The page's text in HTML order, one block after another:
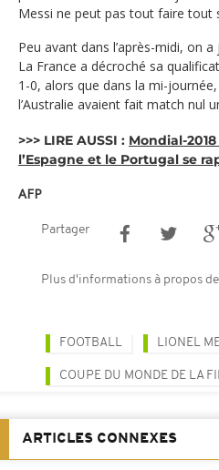
Messi ne peut pas tout faire tout
Peu avant dans l’après-midi, on
La France a décroché sa
1-0, alors que dans la mi-
l’Australie avaient fait match nul
>>> LIRE AUSSI : Mondial-
l’Espagne et le Portugal se
AFP
Partager
Plus d'informations à propos de
FOOTBALL LIONEL
COUPE DU MONDE DE LA
ARTICLES CONNEXES